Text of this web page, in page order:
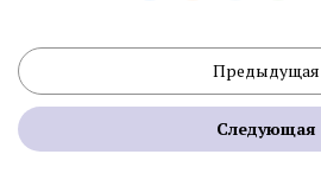
Предыдущая
Следующая